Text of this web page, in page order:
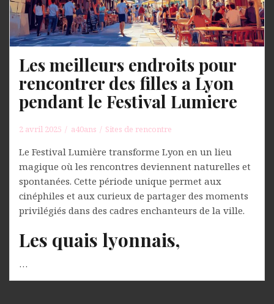
Les meilleurs endroits pour
rencontrer des filles a Lyon
pendant le Festival Lumiere
2 avril 2025 a40ans Sites de rencontre
Le Festival Lumière transforme Lyon en un lieu
magique où les rencontres deviennent naturelles et
spontanées. Cette période unique permet aux
cinéphiles et aux curieux de partager des moments
privilégiés dans des cadres enchanteurs de la ville.
Les quais lyonnais,
…